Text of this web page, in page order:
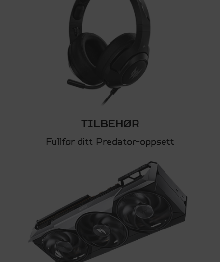
TILBEHØR
Fullfør ditt Predator-oppsett